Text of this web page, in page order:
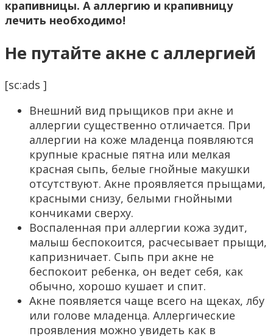
крапивницы. А аллергию и крапивницу
лечить необходимо!
Не путайте акне с аллергией
[sc:ads ]
Внешний вид прыщиков при акне и
аллергии существенно отличается. При
аллергии на коже младенца появляются
крупные красные пятна или мелкая
красная сыпь, белые гнойные макушки
отсутствуют. Акне проявляется прыщами,
красными снизу, белыми гнойными
кончиками сверху.
Воспаленная при аллергии кожа зудит,
малыш беспокоится, расчесывает прыщи,
капризничает. Сыпь при акне не
беспокоит ребенка, он ведет себя, как
обычно, хорошо кушает и спит.
Акне появляется чаще всего на щеках, лбу
или голове младенца. Аллергические
проявления можно увидеть как в